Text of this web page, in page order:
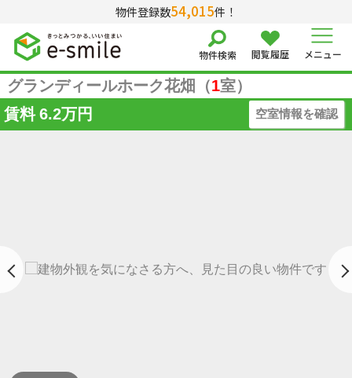
物件登録数54,015件！
物件検索 閲覧履歴 メニュー
グランディールホーク花畑（1室）
賃料 6.2万円 空室情報を確認